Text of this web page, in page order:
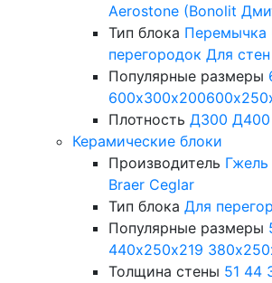
Aerostone (Bonolit
Тип блока Перемычка
перегородок Для стен
Популярные размеры
600х300х200
Плотность Д300 Д400
Керамические блоки
Производитель Гжель
Braer Ceglar
Тип блока Для
Популярные размеры
440х250х219
Толщина стены 51 44